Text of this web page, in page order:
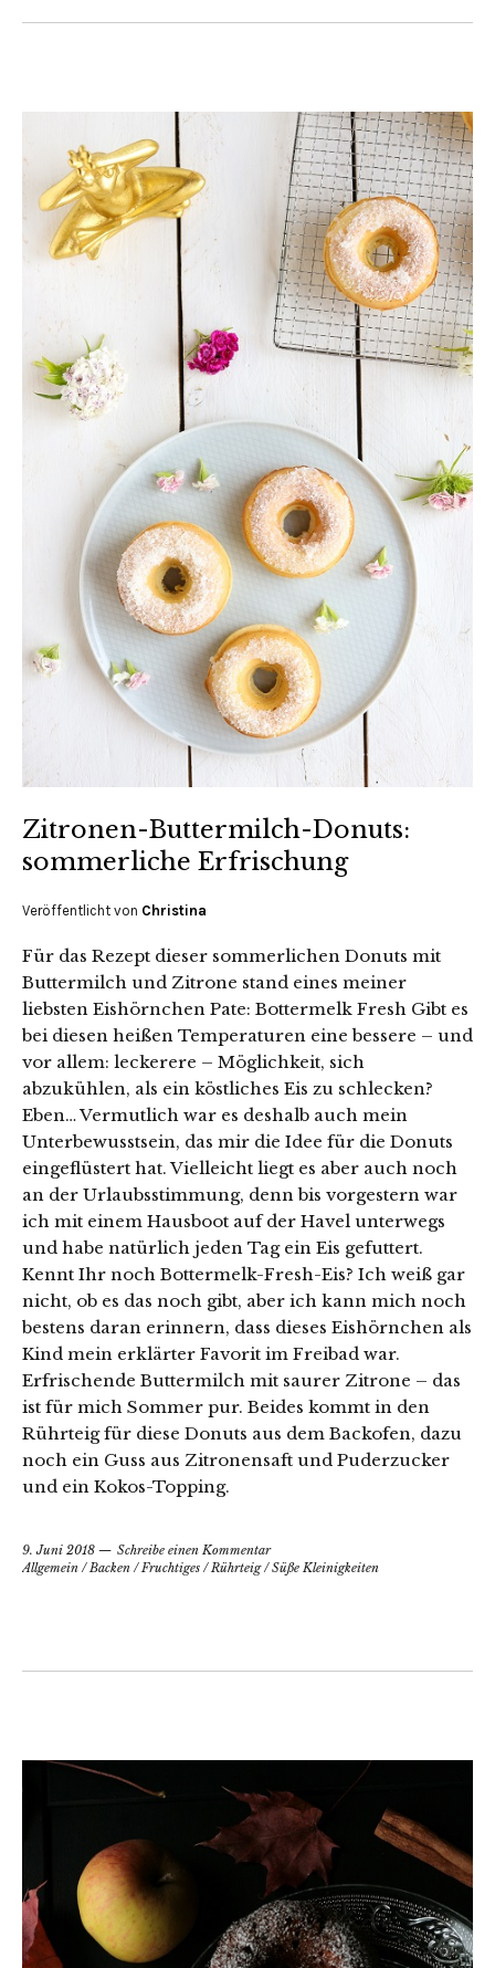
Zitronen-Buttermilch-Donuts:
sommerliche Erfrischung
Veröffentlicht von Christina
Für das Rezept dieser sommerlichen Donuts mit
Buttermilch und Zitrone stand eines meiner
liebsten Eishörnchen Pate: Bottermelk Fresh Gibt es
bei diesen heißen Temperaturen eine bessere – und
vor allem: leckerere – Möglichkeit, sich
abzukühlen, als ein köstliches Eis zu schlecken?
Eben… Vermutlich war es deshalb auch mein
Unterbewusstsein, das mir die Idee für die Donuts
eingeflüstert hat. Vielleicht liegt es aber auch noch
an der Urlaubsstimmung, denn bis vorgestern war
ich mit einem Hausboot auf der Havel unterwegs
und habe natürlich jeden Tag ein Eis gefuttert.
Kennt Ihr noch Bottermelk-Fresh-Eis? Ich weiß gar
nicht, ob es das noch gibt, aber ich kann mich noch
bestens daran erinnern, dass dieses Eishörnchen als
Kind mein erklärter Favorit im Freibad war.
Erfrischende Buttermilch mit saurer Zitrone – das
ist für mich Sommer pur. Beides kommt in den
Rührteig für diese Donuts aus dem Backofen, dazu
noch ein Guss aus Zitronensaft und Puderzucker
und ein Kokos-Topping.
9. Juni 2018
Schreibe einen Kommentar
Allgemein / Backen / Fruchtiges / Rührteig/Süße Kleinigkeiten